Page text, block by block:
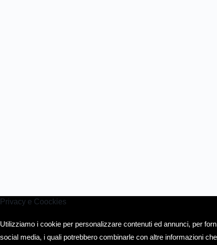
Privacy e Coockies
Utilizziamo i cookie per personalizzare contenuti ed annunci, per
social media, i quali potrebbero combinarle con altre informazioni